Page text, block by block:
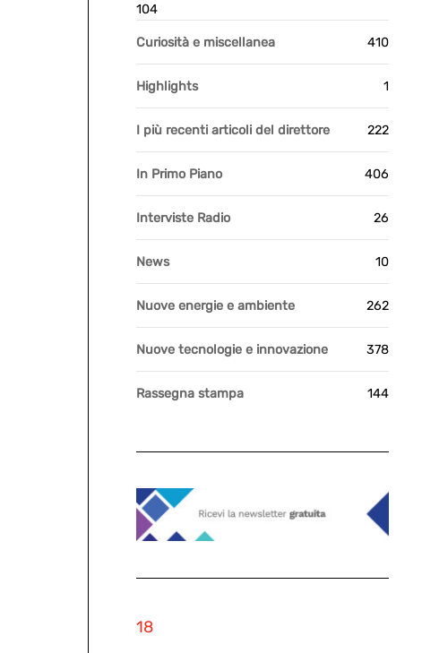
104
Curiosità e miscellanea 410
Highlights 1
I più recenti articoli del direttore 222
In Primo Piano 406
Interviste Radio 26
News 10
Nuove energie e ambiente 262
Nuove tecnologie e innovazione 378
Rassegna stampa 144
18